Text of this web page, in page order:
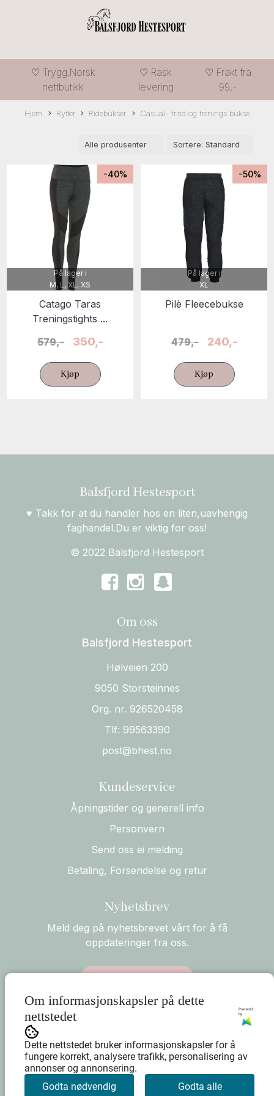
♡ Trygg,Norsk
nettbutikk
♡ Rask
levering
♡ Frakt fra
99,-
Hjem Rytter Ridebukser Casual- fritid og trenings bukse
-40%
På lager i
M, L, XL, XS
Catago Taras
Treningstights ...
579,-
350,-
Kjøp
-50%
På lager i
XL
Pilè Fleecebukse
479,- 240,-
Kjøp
Balsfjord Hestesport
♥ Takk for at du handler hos en liten,uavhengig
faghandel.Du er viktig for oss!
© 2022 Balsfjord Hestesport
Om oss
Balsfjord Hestesport
Hølveien 200
9050 Storsteinnes
Org. nr. 926520458
Tlf: 99563390
post@bhest.no
Kundeservice
Åpningstider og generell info
Personvern
Send oss ei melding
Betaling, Forsendelse og retur
Nyhetsbrev
Meld deg på nyhetsbrevet vårt for å få
oppdateringer fra oss.
Om informasjonskapsler på dette
nettstedet
Powered
by
Dette nettstedet bruker informasjonskapsler for å
fungere korrekt, analysere trafikk, personalisering av
annonser og annonsering.
Godta nødvendig
Godta alle